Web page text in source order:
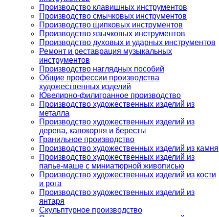
Производство клавишных инструментов
Производство смычковых инструментов
Производство щипковых инструментов
Производство язычковых инструментов
Производство духовых и ударных инструментов
Ремонт и реставрация музыкальных
инструментов
Производство наглядных пособий
Общие профессии производства
художественных изделий
Ювелирно-филигранное производство
Производство художественных изделий из
металла
Производство художественных изделий из
дерева, капокорня и бересты
Гранильное производство
Производство художественных изделий из камня
Производство художественных изделий из
папье-маше с миниатюрной живописью
Производство художественных изделий из кости
и рога
Производство художественных изделий из
янтаря
Скульптурное производство